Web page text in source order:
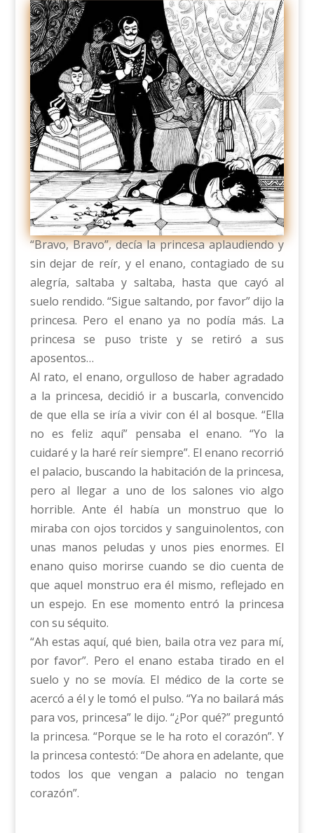
“Bravo, Bravo”, decía la princesa aplaudiendo y
sin dejar de reír, y el enano, contagiado de su
alegría, saltaba y saltaba, hasta que cayó al
suelo rendido. “Sigue saltando, por favor” dijo la
princesa. Pero el enano ya no podía más. La
princesa se puso triste y se retiró a sus
aposentos…
Al rato, el enano, orgulloso de haber agradado
a la princesa, decidió ir a buscarla, convencido
de que ella se iría a vivir con él al bosque. “Ella
no es feliz aquí” pensaba el enano. “Yo la
cuidaré y la haré reír siempre”. El enano recorrió
el palacio, buscando la habitación de la princesa,
pero al llegar a uno de los salones vio algo
horrible. Ante él había un monstruo que lo
miraba con ojos torcidos y sanguinolentos, con
unas manos peludas y unos pies enormes. El
enano quiso morirse cuando se dio cuenta de
que aquel monstruo era él mismo, reflejado en
un espejo. En ese momento entró la princesa
con su séquito.
“Ah estas aquí, qué bien, baila otra vez para mí,
por favor”. Pero el enano estaba tirado en el
suelo y no se movía. El médico de la corte se
acercó a él y le tomó el pulso. “Ya no bailará más
para vos, princesa” le dijo. “¿Por qué?” preguntó
la princesa. “Porque se le ha roto el corazón”. Y
la princesa contestó: “De ahora en adelante, que
todos los que vengan a palacio no tengan
corazón”.